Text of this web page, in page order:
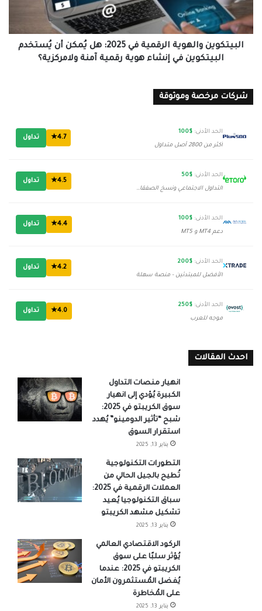
يُمكن
يُستخدم
البيتكوين
رقمية
آمنة
البيتكوين والهوية الرقمية في 2025: هل يُمكن أن يُستخدم
البيتكوين في إنشاء هوية رقمية آمنة ولامركزية؟
شركات مرخصة وموثوقة
الحد الأدنى: $100
أكثر من 2800 أصل متداول
4.7★ تداول
الحد الأدنى: $50
التداول الاجتماعي ونسخ الصفقات
4.5★ تداول
الحد الأدنى: $100
دعم MT4 و MT5
4.4★ تداول
الحد الأدنى: $200
الأفضل للمبتدئين - منصة سهلة
4.2★ تداول
الحد الأدنى: $250
موجه للعرب
4.0★ تداول
احدث المقالات
انهيار منصات التداول
الكبيرة يُؤدي إلى انهيار
سوق الكريبتو في 2025:
شبح “تأثير الدومينو” يُهدد
استقرار السوق
يناير 13, 2025
التطورات التكنولوجية
تُطيح بالجيل الحالي من
العملات الرقمية في 2025:
سباق التكنولوجيا يُعيد
تشكيل مشهد الكريبتو
يناير 13, 2025
الركود الاقتصادي العالمي
يُؤثر سلبًا على سوق
الكريبتو في 2025: عندما
يُفضل المُستثمرون الأمان
على المُخاطرة
يناير 13, 2025